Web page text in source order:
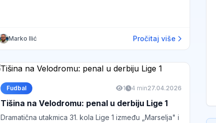
Marko Ilić Pročitaj više
Fudbal 1 4 min27.04.2026
Tišina na Velodromu: penal u derbiju Lige 1
Dramatična utakmica 31. kola Lige 1 između „Marselja" i